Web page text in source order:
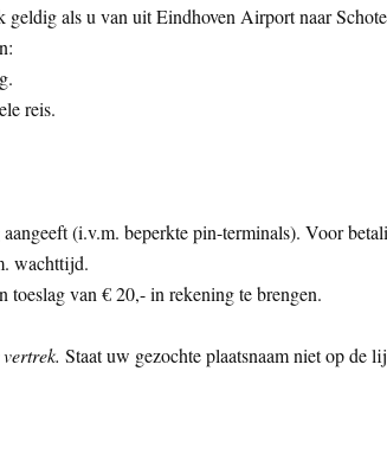
als u van uit Eindhoven Airport naar
reis.
(i.v.m. beperkte pin-terminals). Voor
wachttijd.
toeslag van € 20,- in rekening te brengen.
Staat uw gezochte plaatsnaam niet op de